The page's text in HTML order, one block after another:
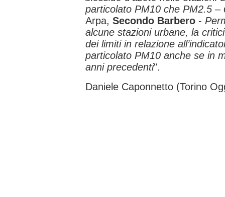
particolato PM10 che PM2.5 –
Arpa, Secondo Barbero -
alcune stazioni urbane, la
dei limiti in relazione
particolato PM10 anche se in
anni precedenti".
Daniele Caponnetto (Torino